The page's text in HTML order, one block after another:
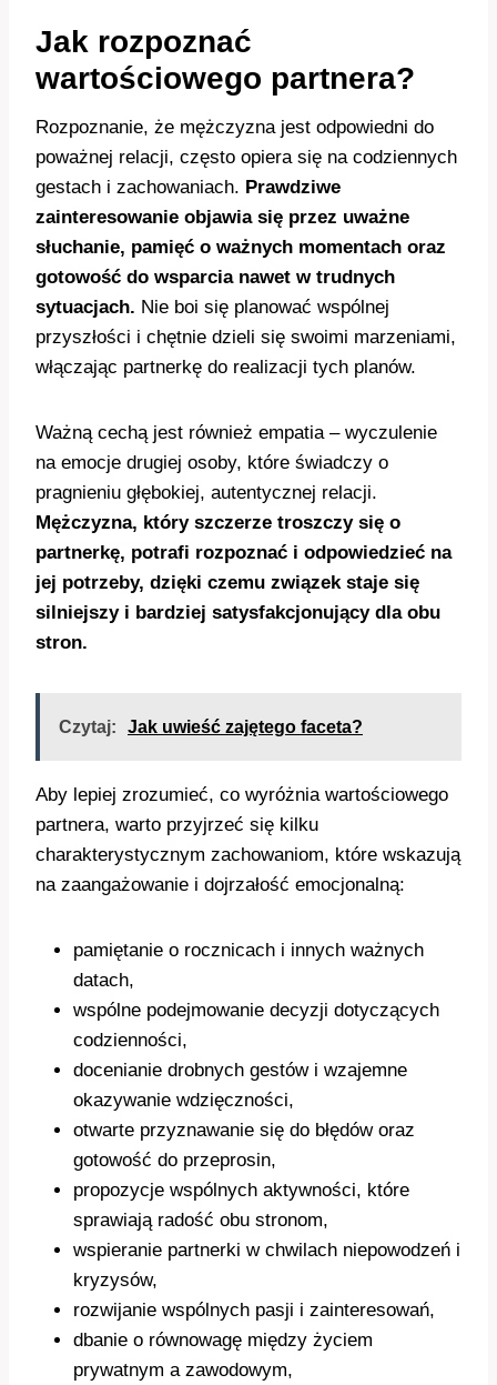
Jak rozpoznać
wartościowego partnera?
Rozpoznanie, że mężczyzna jest odpowiedni do
poważnej relacji, często opiera się na codziennych
gestach i zachowaniach. Prawdziwe
zainteresowanie objawia się przez uważne
słuchanie, pamięć o ważnych momentach oraz
gotowość do wsparcia nawet w trudnych
sytuacjach. Nie boi się planować wspólnej
przyszłości i chętnie dzieli się swoimi marzeniami,
włączając partnerkę do realizacji tych planów.
Ważną cechą jest również empatia – wyczulenie
na emocje drugiej osoby, które świadczy o
pragnieniu głębokiej, autentycznej relacji.
Mężczyzna, który szczerze troszczy się o
partnerkę, potrafi rozpoznać i odpowiedzieć na
jej potrzeby, dzięki czemu związek staje się
silniejszy i bardziej satysfakcjonujący dla obu
stron.
Czytaj: Jak uwieść zajętego faceta?
Aby lepiej zrozumieć, co wyróżnia wartościowego
partnera, warto przyjrzeć się kilku
charakterystycznym zachowaniom, które wskazują
na zaangażowanie i dojrzałość emocjonalną:
pamiętanie o rocznicach i innych ważnych
datach,
wspólne podejmowanie decyzji dotyczących
codzienności,
docenianie drobnych gestów i wzajemne
okazywanie wdzięczności,
otwarte przyznawanie się do błędów oraz
gotowość do przeprosin,
propozycje wspólnych aktywności, które
sprawiają radość obu stronom,
wspieranie partnerki w chwilach niepowodzeń i
kryzysów,
rozwijanie wspólnych pasji i zainteresowań,
dbanie o równowagę między życiem
prywatnym a zawodowym,